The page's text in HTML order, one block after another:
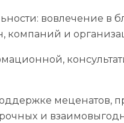
вовлечение
компаний и
меценатов,
и